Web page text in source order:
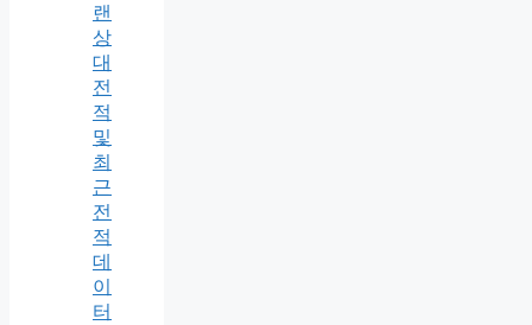
랜
상
대
전
적
및
최
근
전
적
데
이
터